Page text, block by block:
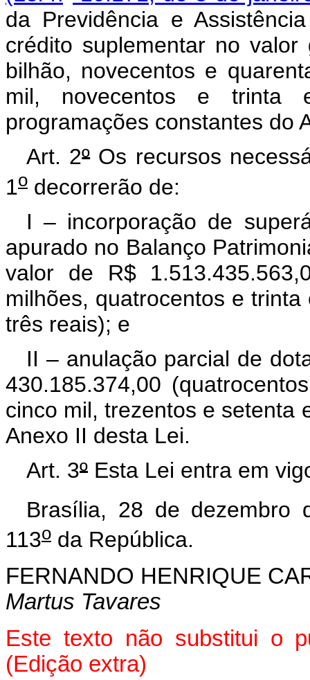
da Previdência e
crédito suplementar no
bilhão, novecentos e
mil, novecentos e trinta
programações constantes do
Art. 2ºOs recursos
1o decorrerão de:
I – incorporação de
apurado no Balanço
valor de R$
milhões, quatrocentos e
três reais); e
II – anulação parcial de
430.185.374,00
cinco mil, trezentos e setenta
Anexo II desta Lei.
Art. 3º Esta Lei entra em
Brasília, 28 de dezembro
113o da República.
FERNANDO HENRIQUE
Martus Tavares
Este texto não substitui o
(Edição extra)